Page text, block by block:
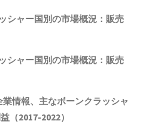
シャー国別の市場概況：販売
シャー国別の市場概況：販売
業情報、主なボーンクラッシャ
（2017-2022）